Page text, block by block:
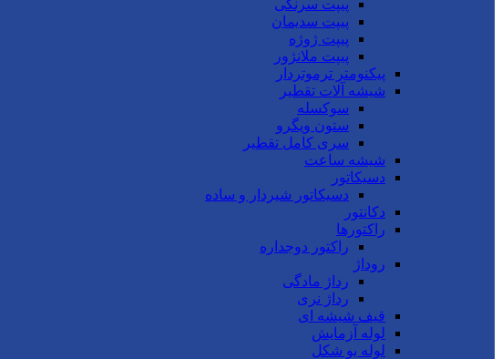
پیپت سرنگی
پیپت سدیمان
پیپت ژوژه
پیپت ملانژور
پیکنومتر ترموتردار
شیشه آلات تقطیر
سوکسله
ستون ویگرو
سری کامل تقطیر
شیشه ساعت
دسیکاتور
دسیکاتور شیردار و ساده
دکانتور
راکتورها
راکتور دوجداره
روداژ
رداژ مادگی
رداژ نری
قیف شیشه ای
لوله آزمایش
لوله یو شکل